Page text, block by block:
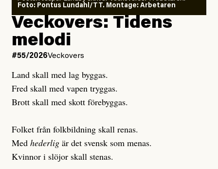
Publicerad6 August, 2026
Uppdaterad7 August, 2026
Publicerad3 August, 2026
Uppdaterad3 August, 2026
Foto: Pontus Lundahl/TT. Montage: Arbetaren
Veckovers: Tidens
melodi
#55/2026Veckovers
Land skall med lag byggas.
Fred skall med vapen tryggas.
Brott skall med skott förebyggas.
Folket från folkbildning skall renas.
Med hederlig är det svensk som menas.
Kvinnor i slöjor skall stenas.